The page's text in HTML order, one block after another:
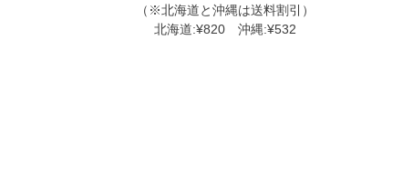
（※北海道と沖縄は送料割引）
北海道:¥820 沖縄:¥532